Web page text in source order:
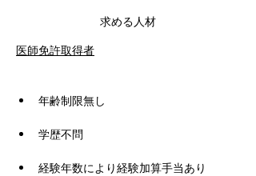
求める人材
医師免許取得者
年齢制限無し
学歴不問
経験年数により経験加算手当あり